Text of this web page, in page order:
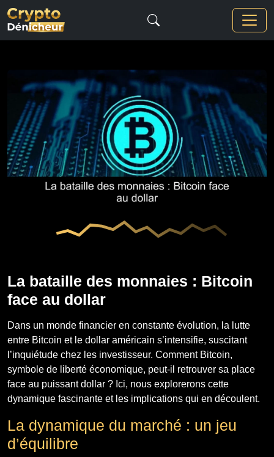
La bataille des monnaies : Bitcoin
face au dollar
Dans un monde financier en constante évolution, la lutte
entre Bitcoin et le dollar américain s’intensifie, suscitant
l’inquiétude chez les investisseur. Comment Bitcoin,
symbole de liberté économique, peut-il retrouver sa place
face au puissant dollar ? Ici, nous explorerons cette
dynamique fascinante et les implications qui en découlent.
La dynamique du marché : un jeu
d’équilibre